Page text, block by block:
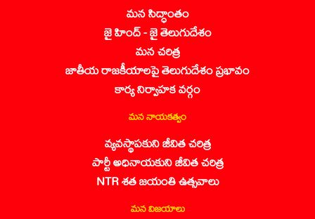
మన సిద్ధాంతం
జై హింద్ - జై తెలుగుదేశం
మన చరిత్ర
జాతీయ రాజకీయాలపై తెలుగుదేశం ప్రభావం
కార్య నిర్వాహక వర్గం
మన నాయకత్వం
వ్యవస్థాపకుని జీవిత చరిత్ర
పార్టీ అధినాయకుని జీవిత చరిత్ర
NTR శత జయంతి ఉత్సవాలు
మన విజయాలు